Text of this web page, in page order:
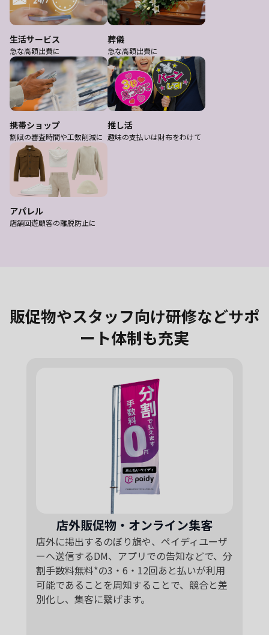
生活サービス
急な高額出費に
葬儀
急な高額出費に
携帯ショップ
割賦の審査時間や工数削減に
推し活
趣味の支払いは財布をわけて
アパレル
店舗回遊顧客の離脱防止に
販促物やスタッフ向け研修などサポ
ート体制も充実
店外販促物・オンライン集客
店外に掲出するのぼり旗や、ペイディユーザ
ーへ送信するDM、アプリでの告知などで、分
割手数料無料*の3・6・12回あと払いが利用
可能であることを周知することで、競合と差
別化し、集客に繋げます。